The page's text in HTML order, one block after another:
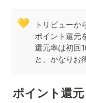
💛
トリビューか
ポイント還元
還元率は初回
と、かなりお
ポイント還